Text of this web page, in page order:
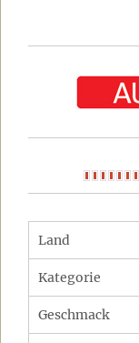
Land
Kategorie
Geschmack